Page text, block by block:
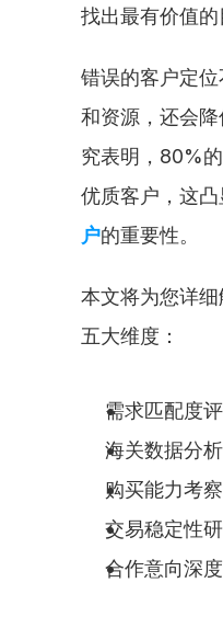
找出最有价值的
错误的客户定
和资源，还会
究表明，80%
优质客户，这凸
户的重要性。
本文将为您详
五大维度：
需求匹配度
海关数据分析
购买能力考察
交易稳定性
合作意向深度